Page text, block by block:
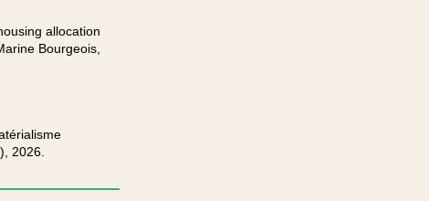
allocation
Bourgeois,
2026.